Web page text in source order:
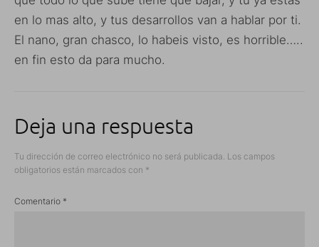
en lo mas alto, y tus desarrollos van a hablar por ti.
El nano, gran chasco, lo habeis visto, es horrible…..
en fin esto da para mucho.
Deja una respuesta
Tu dirección de correo electrónico no será publicada. Los campos
obligatorios están marcados con *
Comentario *